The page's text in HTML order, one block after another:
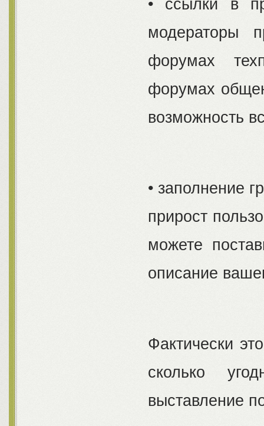
• ссылки в
модераторы
форумах
форумах
возможность
• заполнение
прирост
можете
описание
Фактически
сколько
выставление